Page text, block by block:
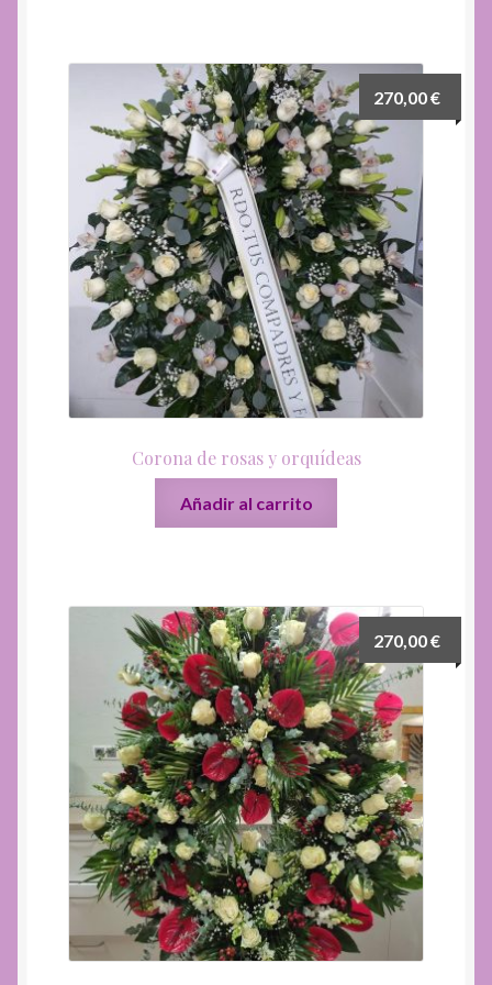
Corona de rosas y orquídeas
270,00€
Añadir al carrito
270,00€